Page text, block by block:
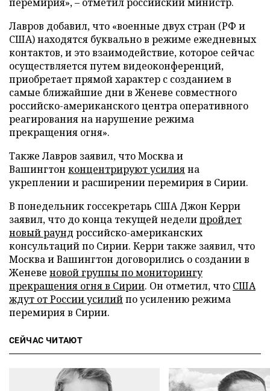
Лавров добавил, что «военные двух стран (РФ и
США) находятся буквально в режиме ежедневных
контактов, и это взаимодействие, которое сейчас
осуществляется путем видеоконференций,
приобретает прямой характер с созданием в
самые ближайшие дни в Женеве совместного
российско-американского центра оперативного
реагирования на нарушение режима
прекращения огня».
Также Лавров заявил, что Москва и
Вашингтон концентрируют усилияна
укреплении и расширении перемирия в Сирии.
В понедельник госсекретарь США Джон Керри
заявил, что до конца текущей неделипройдет
новый раунд российско-американских
консультаций по Сирии. Керри также заявил, что
Москва и Вашингтон договорились о создании в
Женеве новой группы по мониторингу
прекращения огня в Сирии. Он отметил, что США
ждут от России усилийпо усилению режима
перемирия в Сирии.
СЕЙЧАС ЧИТАЮТ